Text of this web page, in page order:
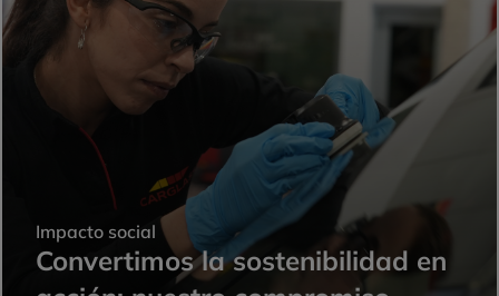
Impacto social
Convertimos la sostenibilidad en